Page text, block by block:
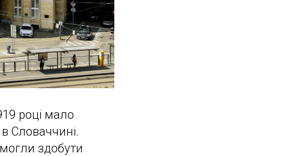
році мало
Словаччині.
здобути